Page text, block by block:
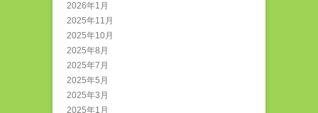
2026年1月
2025年11月
2025年10月
2025年8月
2025年7月
2025年5月
2025年3月
2025年1月